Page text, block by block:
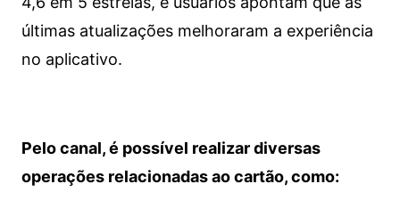
últimas atualizações melhoraram a experiência
no aplicativo.
Pelo canal, é possível realizar diversas
operações relacionadas ao cartão, como: